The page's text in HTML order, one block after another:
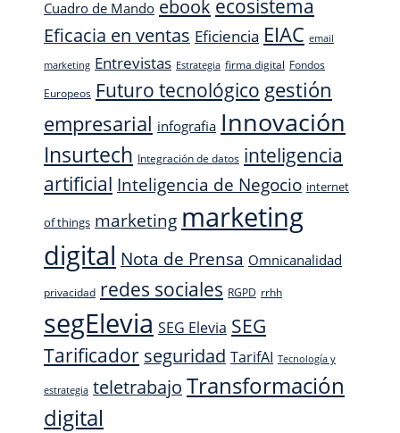
Cuadro de Mando ebook ecosistema
Eficacia en ventas Eficiencia EIAC email
marketing Entrevistas Estrategia firma digital Fondos
Europeos Futuro tecnológico gestión
empresarial infografia Innovación
Insurtech Integración de datos inteligencia
artificial Inteligencia de Negocio internet
of things marketing marketing
digital Nota de Prensa Omnicanalidad
privacidad redes sociales RGPD rrhh
segElevia SEG Elevia SEG
Tarificador seguridad TarifAI Tecnología y
estrategia teletrabajo Transformación
digital